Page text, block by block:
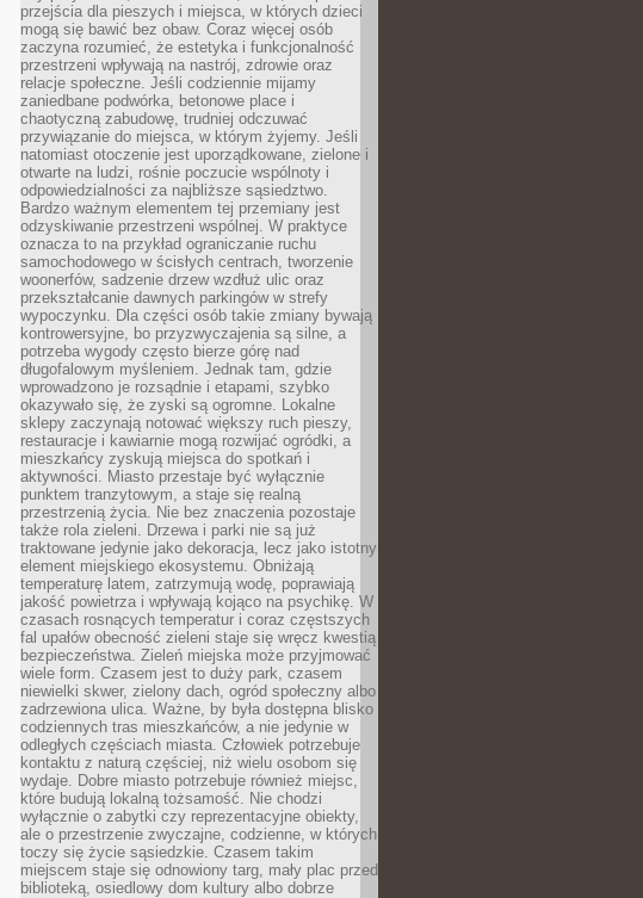
przejścia dla pieszych i miejsca, w których dzieci
mogą się bawić bez obaw. Coraz więcej osób
zaczyna rozumieć, że estetyka i funkcjonalność
przestrzeni wpływają na nastrój, zdrowie oraz
relacje społeczne. Jeśli codziennie mijamy
zaniedbane podwórka, betonowe place i
chaotyczną zabudowę, trudniej odczuwać
przywiązanie do miejsca, w którym żyjemy. Jeśli
natomiast otoczenie jest uporządkowane, zielone i
otwarte na ludzi, rośnie poczucie wspólnoty i
odpowiedzialności za najbliższe sąsiedztwo.
Bardzo ważnym elementem tej przemiany jest
odzyskiwanie przestrzeni wspólnej. W praktyce
oznacza to na przykład ograniczanie ruchu
samochodowego w ścisłych centrach, tworzenie
woonerfów, sadzenie drzew wzdłuż ulic oraz
przekształcanie dawnych parkingów w strefy
wypoczynku. Dla części osób takie zmiany bywają
kontrowersyjne, bo przyzwyczajenia są silne, a
potrzeba wygody często bierze górę nad
długofalowym myśleniem. Jednak tam, gdzie
wprowadzono je rozsądnie i etapami, szybko
okazywało się, że zyski są ogromne. Lokalne
sklepy zaczynają notować większy ruch pieszy,
restauracje i kawiarnie mogą rozwijać ogródki, a
mieszkańcy zyskują miejsca do spotkań i
aktywności. Miasto przestaje być wyłącznie
punktem tranzytowym, a staje się realną
przestrzenią życia. Nie bez znaczenia pozostaje
także rola zieleni. Drzewa i parki nie są już
traktowane jedynie jako dekoracja, lecz jako istotny
element miejskiego ekosystemu. Obniżają
temperaturę latem, zatrzymują wodę, poprawiają
jakość powietrza i wpływają kojąco na psychikę. W
czasach rosnących temperatur i coraz częstszych
fal upałów obecność zieleni staje się wręcz kwestią
bezpieczeństwa. Zieleń miejska może przyjmować
wiele form. Czasem jest to duży park, czasem
niewielki skwer, zielony dach, ogród społeczny albo
zadrzewiona ulica. Ważne, by była dostępna blisko
codziennych tras mieszkańców, a nie jedynie w
odległych częściach miasta. Człowiek potrzebuje
kontaktu z naturą częściej, niż wielu osobom się
wydaje. Dobre miasto potrzebuje również miejsc,
które budują lokalną tożsamość. Nie chodzi
wyłącznie o zabytki czy reprezentacyjne obiekty,
ale o przestrzenie zwyczajne, codzienne, w których
toczy się życie sąsiedzkie. Czasem takim
miejscem staje się odnowiony targ, mały plac przed
biblioteką, osiedlowy dom kultury albo dobrze